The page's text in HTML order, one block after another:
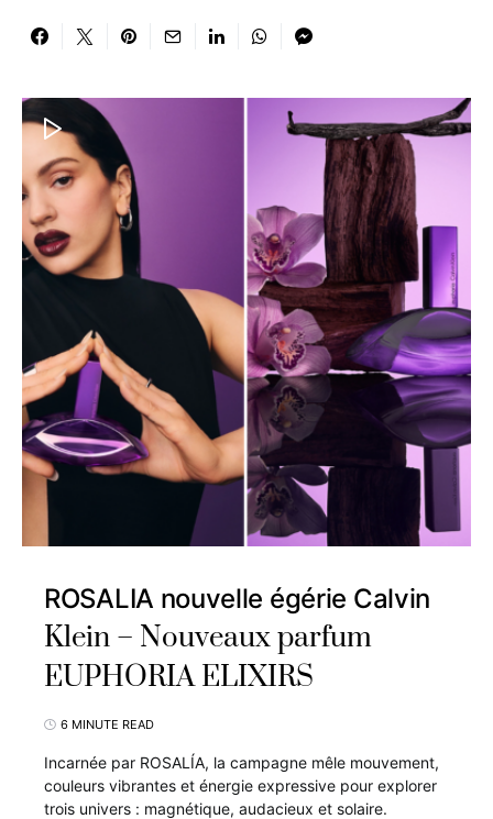
ROSALIA nouvelle égérie Calvin
Klein – Nouveaux parfum
EUPHORIA ELIXIRS
6 MINUTE READ
Incarnée par ROSALÍA, la campagne mêle mouvement,
couleurs vibrantes et énergie expressive pour explorer
trois univers : magnétique, audacieux et solaire.